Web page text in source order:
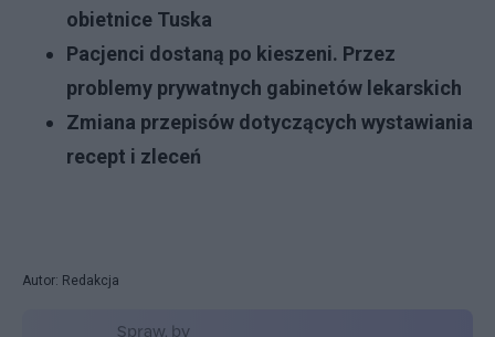
obietnice Tuska
Pacjenci dostaną po kieszeni. Przez
problemy prywatnych gabinetów lekarskich
Zmiana przepisów dotyczących wystawiania
recept i zleceń
Autor: Redakcja